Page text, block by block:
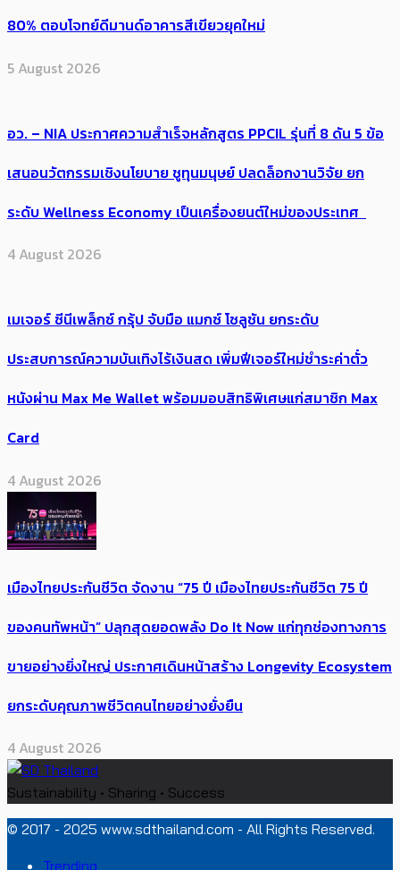
80% ตอบโจทย์ดีมานด์อาคารสีเขียวยุคใหม่
5 August 2026
อว. – NIA ประกาศความสำเร็จหลักสูตร PPCIL รุ่นที่ 8 ดัน 5 ข้อ
เสนอนวัตกรรมเชิงนโยบาย ชูทุนมนุษย์ ปลดล็อกงานวิจัย ยก
ระดับ Wellness Economy เป็นเครื่องยนต์ใหม่ของประเทศ
4 August 2026
เมเจอร์ ซีนีเพล็กซ์ กรุ้ป จับมือ แมกซ์ โซลูชัน ยกระดับ
ประสบการณ์ความบันเทิงไร้เงินสด เพิ่มฟีเจอร์ใหม่ชำระค่าตั๋ว
หนังผ่าน Max Me Wallet พร้อมมอบสิทธิพิเศษแก่สมาชิก Max
Card
4 August 2026
เมืองไทยประกันชีวิต จัดงาน “75 ปี เมืองไทยประกันชีวิต 75 ปี
ของคนทัพหน้า” ปลุกสุดยอดพลัง Do It Now แก่ทุกช่องทางการ
ขายอย่างยิ่งใหญ่ ประกาศเดินหน้าสร้าง Longevity Ecosystem
ยกระดับคุณภาพชีวิตคนไทยอย่างยั่งยืน
4 August 2026
Sustainability • Sharing • Success
© 2017 - 2025 www.sdthailand.com - All Rights Reserved.
Trending